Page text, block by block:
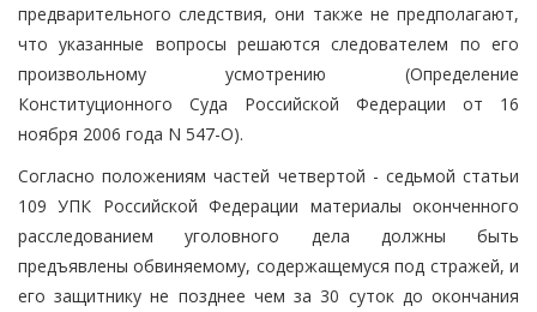
предварительного следствия, они также не предполагают,
что указанные вопросы решаются следователем по его
произвольному усмотрению (Определение
Конституционного Суда Российской Федерации от 16
ноября 2006 года N 547-О).
Согласно положениям частей четвертой - седьмой статьи
109 УПК Российской Федерации материалы оконченного
расследованием уголовного дела должны быть
предъявлены обвиняемому, содержащемуся под стражей, и
его защитнику не позднее чем за 30 суток до окончания